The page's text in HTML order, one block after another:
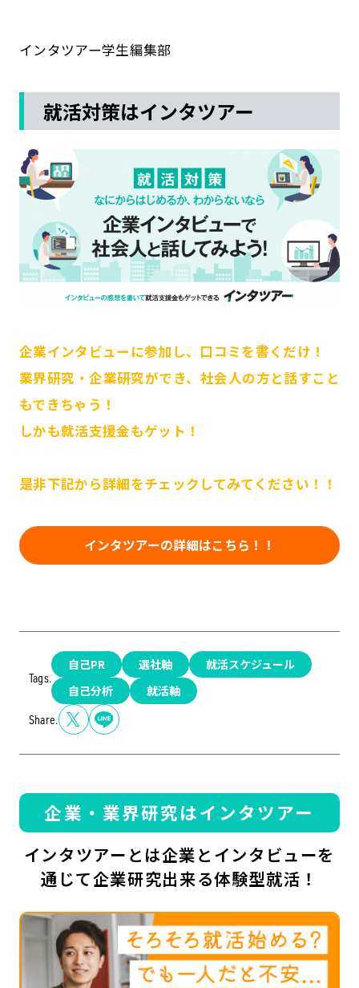
インタツアー学生編集部
就活対策はインタツアー
企業インタビューに参加し、口コミを書くだけ！
業界研究・企業研究ができ、社会人の方と話すこと
もできちゃう！
しかも就活支援金もゲット！
是非下記から詳細をチェックしてみてください！！
インタツアーの詳細はこちら！！
Tags.
自己PR 選社軸
就活スケジュール
自己分析
就活軸
Share.
企業・業界研究はインタツアー
インタツアーとは企業とインタビューを
通じて企業研究出来る体験型就活！